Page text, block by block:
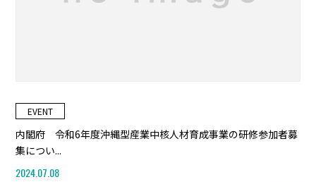
EVENT
内閣府 令和6年度沖縄型産業中核人材育成事業の研修参加者募
集につい...
2024.07.08